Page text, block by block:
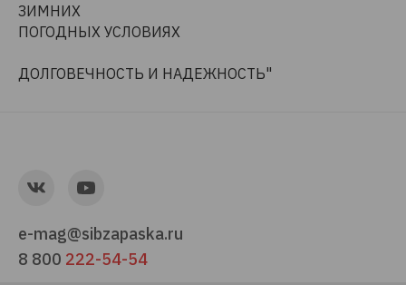
ЗИМНИХ
ПОГОДНЫХ УСЛОВИЯХ
ДОЛГОВЕЧНОСТЬ И НАДЕЖНОСТЬ"
e-mag@sibzapaska.ru
8 800 222-54-54